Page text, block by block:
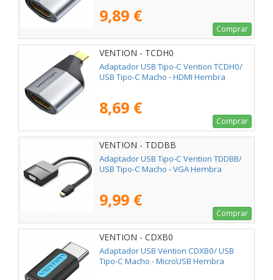
9,89 €
Comprar
VENTION - TCDH0
Adaptador USB Tipo-C Vention TCDH0/
USB Tipo-C Macho - HDMI Hembra
8,69 €
Comprar
VENTION - TDDBB
Adaptador USB Tipo-C Vention TDDBB/
USB Tipo-C Macho - VGA Hembra
9,99 €
Comprar
VENTION - CDXB0
Adaptador USB Vention CDXB0/ USB
Tipo-C Macho - MicroUSB Hembra